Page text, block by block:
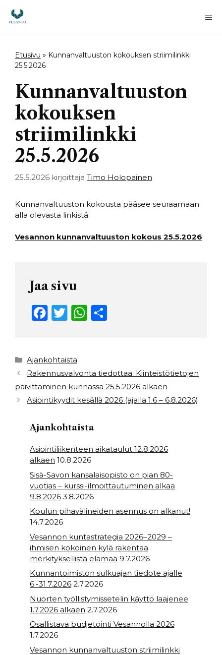
sisältöön
Etusivu » Kunnanvaltuuston kokouksen striimilinkki
25.5.2026
Kunnanvaltuuston
kokouksen
striimilinkki
25.5.2026
25.5.2026 kirjoittaja Timo Holopainen
Kunnanvaltuuston kokousta pääsee seuraamaan
alla olevasta linkistä:
Vesannon kunnanvaltuuston kokous 25.5.2026
Jaa sivu
F
e
b
o
o
k
T
t
e
r
W
A
p
p
Kategoriat
Ajankohtaista
Rakennusvalvonta tiedottaa: Kiinteistötietojen
päivittäminen kunnassa 25.5.2026 alkaen
Asiointikyydit kesällä 2026 (ajalla 1.6 – 6.8.2026)
Ajankohtaista
Asiointiliikenteen aikataulut 12.8.2026
alkaen 10.8.2026
Sisä-Savon kansalaisopisto on pian 80-
vuotias – kurssi-ilmoittautuminen alkaa
9.8.2026 3.8.2026
Koulun pihavälineiden asennus on alkanut!
14.7.2026
Vesannon kuntastrategia 2026–2029 –
ihmisen kokoinen kylä rakentaa
merkityksellistä elämää 9.7.2026
Kunnantoimiston sulkuajan tiedote ajalle
6.-31.7.2026 2.7.2026
Nuorten työllistymissetelin käyttö laajenee
1.7.2026 alkaen 2.7.2026
Osallistava budjetointi Vesannolla 2026
1.7.2026
Vesannon kunnanvaltuuston striimilinkki